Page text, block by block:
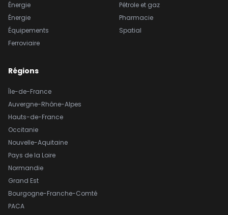
Énergie
Énergie
Équipements
Ferroviaire
Pétrole et gaz
Pharmacie
Spatial
Régions
Île-de-France
Auvergne-Rhône-Alpes
Hauts-de-France
Occitanie
Nouvelle-Aquitaine
Pays de la Loire
Normandie
Grand Est
Bourgogne-Franche-Comté
PACA